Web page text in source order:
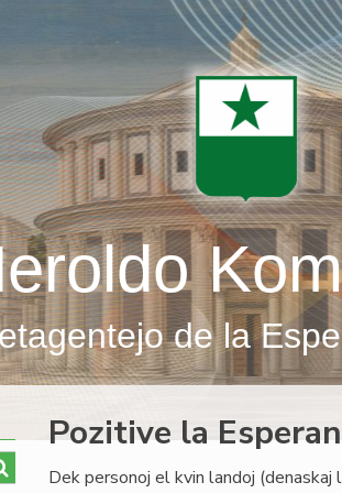
de la
Pozitive la
Dek personoj el kvin landoj (denaskaj